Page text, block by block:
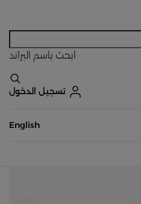
ابحث باسم البراند
تسجيل الدخول
English